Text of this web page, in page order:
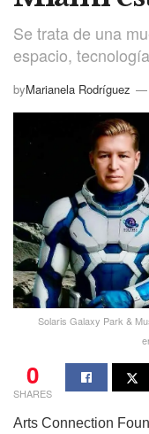
Se trata de una
espacio,
byMarianela Rodríguez
Solaris Galaxy Park &
0
SHARES
Arts Connection